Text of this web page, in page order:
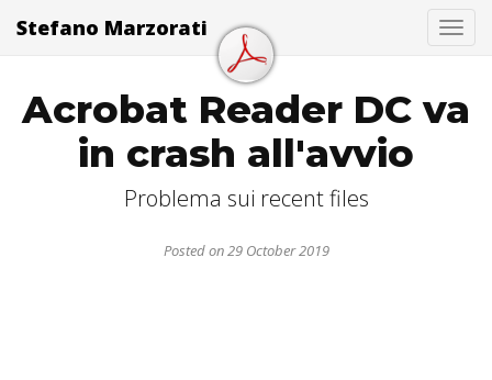
Stefano Marzorati
Acrobat Reader DC va
in crash all'avvio
Problema sui recent files
Posted on 29 October 2019